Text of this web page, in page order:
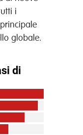
i
globale.